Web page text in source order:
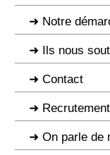
Notre
Ils nous
Contact
Recrutement
On parle de